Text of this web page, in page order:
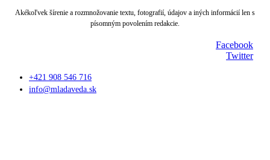
Akékoľvek šírenie a rozmnožovanie textu, fotografií, údajov a iných informácií len s
písomným povolením redakcie.
Facebook
Twitter
+421 908 546 716
info@mladaveda.sk